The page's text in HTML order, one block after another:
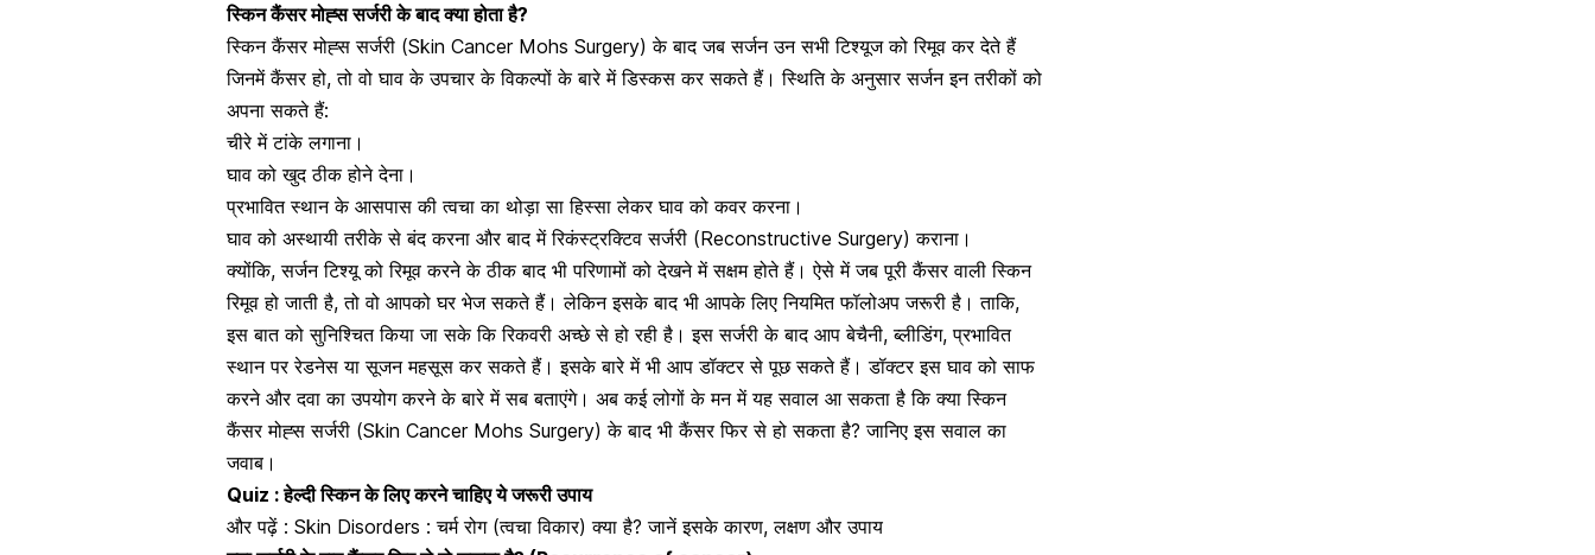
स्किन कैंसर मोह्स सर्जरी के बाद क्या होता है?
स्किन कैंसर मोह्स सर्जरी (Skin Cancer Mohs Surgery) के बाद जब सर्जन उन सभीटिश्यूज को रिमूव कर देते हैं
जिनमें कैंसर हो, तो वो घाव के उपचार के विकल्पों के बारे में डिस्कस कर सकते हैं। स्थिति के अनुसार सर्जन इन तरीकों को
अपना सकते हैं:
चीरे में टांके लगाना।
घाव को खुद ठीक होने देना।
प्रभावित स्थान के आसपास की त्वचा का थोड़ा सा हिस्सा लेकर घाव को कवर करना।
घाव को अस्थायी तरीके से बंद करना और बाद में रिकंस्ट्रक्टिव सर्जरी (Reconstructive Surgery) कराना।
क्योंकि, सर्जन टिश्यू को रिमूव करने के ठीक बाद भी परिणामों को देखने में सक्षम होते हैं। ऐसे में जब पूरीकैंसर वाली स्किन
रिमूव हो जाती है, तो वो आपको घर भेज सकते हैं। लेकिन इसके बाद भी आपके लिए नियमित फॉलोअप जरूरी है। ताकि,
इस बात को सुनिश्चित किया जा सके कि रिकवरी अच्छे से हो रही है।इस सर्जरी के बाद आप बेचैनी, ब्लीडिंग, प्रभावित
स्थान पर रेडनेस या सूजन महसूस कर सकते हैं। इसके बारे में भी आप डॉक्टर से पूछ सकते हैं।डॉक्टर इस घाव को साफ
करने और दवा का उपयोग करने के बारे में सब बताएंगे। अब कई लोगों के मन में यह सवाल आ सकता है कि क्या स्किन
कैंसर मोह्स सर्जरी (Skin Cancer Mohs Surgery) के बाद भी कैंसर फिर से हो सकता है? जानिए इस सवाल का
जवाब।
Quiz : हेल्दी स्किन के लिए करने चाहिए ये जरूरी उपाय
और पढ़ें : Skin Disorders : चर्म रोग (त्वचा विकार) क्या है? जानें इसके कारण, लक्षण और उपाय